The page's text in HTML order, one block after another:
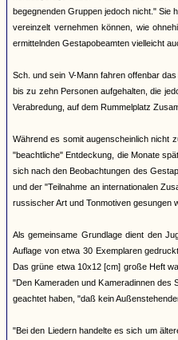
begegnenden Gruppen jedoch nicht." Sie
vereinzelt vernehmen können, wie
ermittelnden Gestapobeamten vielleicht
Sch. und sein V-Mann fahren offenbar
bis zu zehn Personen aufgehalten, die
Verabredung, auf dem Rummelplatz
Während es somit augenscheinlich nicht
"beachtliche" Entdeckung, die Monate
sich nach den Beobachtungen des
und der "Teilnahme an internationalen
russischer Art und Tonmotiven gesungen
Als gemeinsame Grundlage dient den
Auflage von etwa 30 Exemplaren
Das grüne etwa 10x12 [cm] große Heft
"Den Kameraden und Kameradinnen des
geachtet haben, "daß kein
"Bei den Liedern handelte es sich um